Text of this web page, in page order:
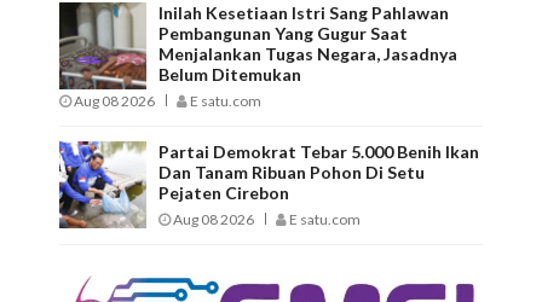
Inilah Kesetiaan Istri Sang Pahlawan
Pembangunan Yang Gugur Saat
Menjalankan Tugas Negara, Jasadnya
Belum Ditemukan
Aug 08 2026 E satu.com
Partai Demokrat Tebar 5.000 Benih Ikan
Dan Tanam Ribuan Pohon Di Setu
Pejaten Cirebon
Aug 08 2026 E satu.com